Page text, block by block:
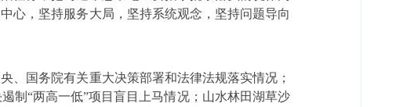
心，坚持服务大局，坚持系统观念，坚持问题导向
、国务院有关重大决策部署和法律法规落实情况；
制 “两高一低”项目盲目上马情况；山水林田湖草沙